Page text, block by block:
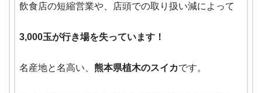
飲食店の短縮営業や、店頭での取り扱い減によって
3,000玉が行き場を失っています！
名産地と名高い、 熊本県植木のスイカです。